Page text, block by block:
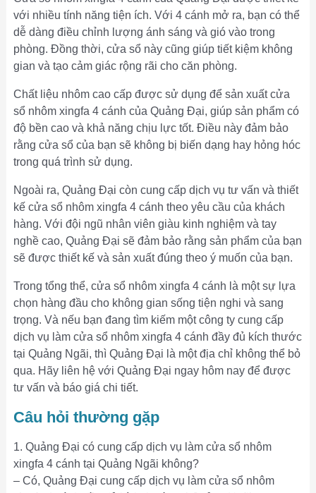
với nhiều tính năng tiện ích. Với 4 cánh mở ra, bạn có thể
dễ dàng điều chỉnh lượng ánh sáng và gió vào trong
phòng. Đồng thời, cửa sổ này cũng giúp tiết kiệm không
gian và tạo cảm giác rộng rãi cho căn phòng.
Chất liệu nhôm cao cấp được sử dụng để sản xuất cửa
sổ nhôm xingfa 4 cánh của Quảng Đại, giúp sản phẩm có
độ bền cao và khả năng chịu lực tốt. Điều này đảm bảo
rằng cửa sổ của bạn sẽ không bị biến dạng hay hỏng hóc
trong quá trình sử dụng.
Ngoài ra, Quảng Đại còn cung cấp dịch vụ tư vấn và thiết
kế cửa sổ nhôm xingfa 4 cánh theo yêu cầu của khách
hàng. Với đội ngũ nhân viên giàu kinh nghiệm và tay
nghề cao, Quảng Đại sẽ đảm bảo rằng sản phẩm của bạn
sẽ được thiết kế và sản xuất đúng theo ý muốn của bạn.
Trong tổng thể, cửa sổ nhôm xingfa 4 cánh là một sự lựa
chọn hàng đầu cho không gian sống tiện nghi và sang
trọng. Và nếu bạn đang tìm kiếm một công ty cung cấp
dịch vụ làm cửa sổ nhôm xingfa 4 cánh đầy đủ kích thước
tại Quảng Ngãi, thì Quảng Đại là một địa chỉ không thể bỏ
qua. Hãy liên hệ với Quảng Đại ngay hôm nay để được
tư vấn và báo giá chi tiết.
Câu hỏi thường gặp
1. Quảng Đại có cung cấp dịch vụ làm cửa sổ nhôm
xingfa 4 cánh tại Quảng Ngãi không?
– Có, Quảng Đại cung cấp dịch vụ làm cửa sổ nhôm